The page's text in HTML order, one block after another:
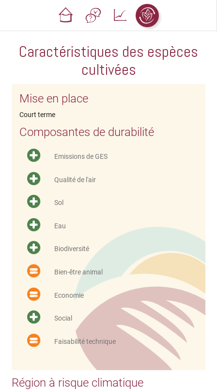
Caractéristiques des espèces
cultivées
Mise en place
Court terme
Composantes de durabilité
Emissions de GES
Qualité de l'air
Sol
Eau
Biodiversité
Bien-être animal
Economie
Social
Faisabilité technique
Région à risque climatique